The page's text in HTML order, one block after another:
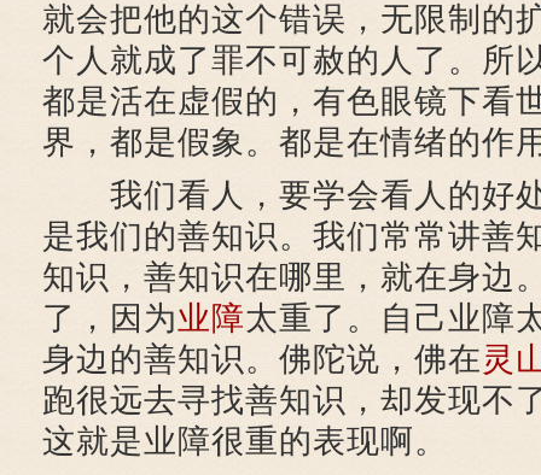
就会把他的这个错误，无限制的
个人就成了罪不可赦的人了。所
都是活在虚假的，有色眼镜下看
界，都是假象。都是在情绪的作
我们看人，要学会看人的好
是我们的善知识。我们常常讲善
知识，善知识在哪里，就在身边
了，因为业障太重了。自己业障
身边的善知识。佛陀说，佛在灵
跑很远去寻找善知识，却发现不
这就是业障很重的表现啊。